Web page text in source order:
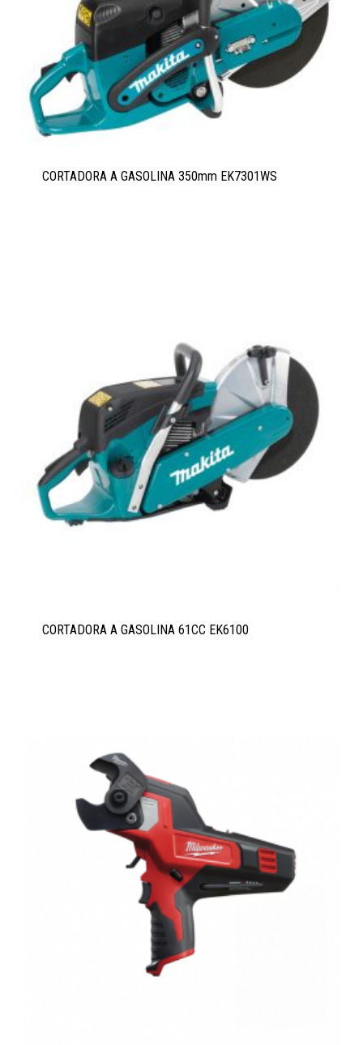
CORTADORA A GASOLINA 350mm EK7301WS
CORTADORA A GASOLINA 61CC EK6100